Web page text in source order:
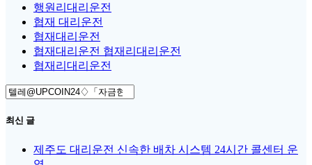
행원리대리운전
협재 대리운전
협재대리운전
협재대리운전 협재리대리운전
협재리대리운전
Search
for:
최신 글
제주도 대리운전 신속한 배차 시스템 24시간 콜센터 운